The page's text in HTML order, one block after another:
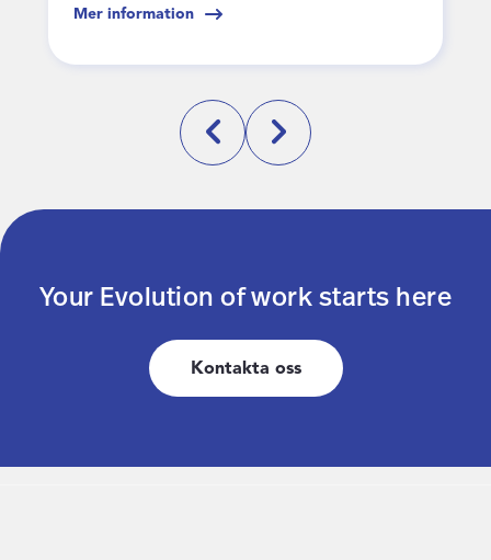
Mer information
Your Evolution of work starts here
Kontakta oss